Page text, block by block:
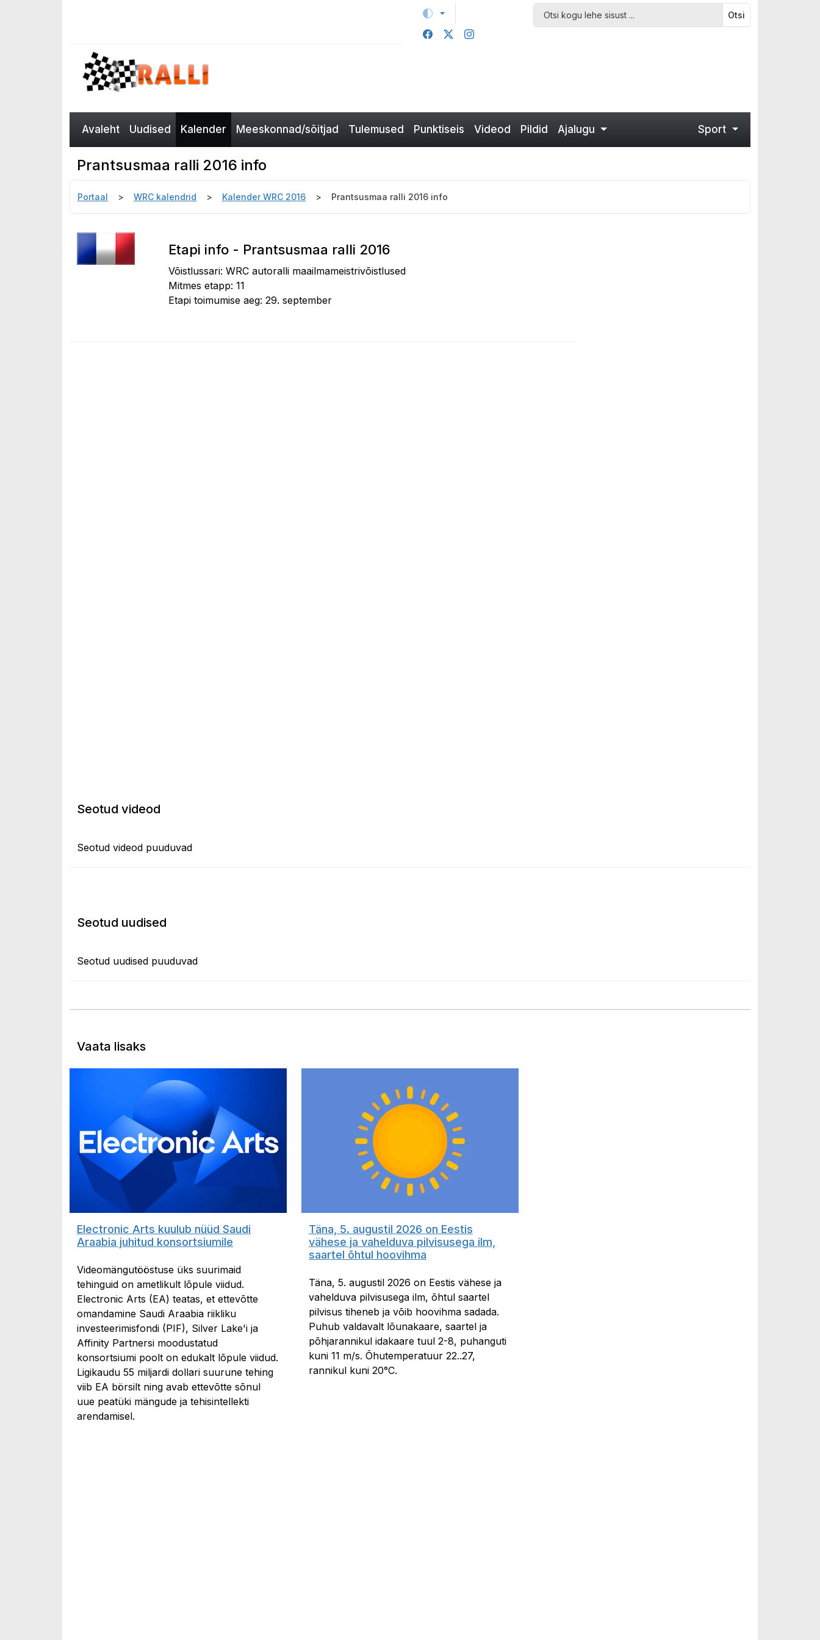
Otsi
Avaleht Uudised Kalender Meeskonnad/sõitjad Tulemused Punktiseis Videod Pildid Ajalugu Sport
Prantsusmaa ralli 2016 info
Portaal WRC kalendrid Kalender WRC 2016 Prantsusmaa ralli 2016 info
Etapi info - Prantsusmaa ralli 2016
Võistlussari: WRC autoralli maailmameistrivõistlused
Mitmes etapp: 11
Etapi toimumise aeg: 29. september
Seotud videod
Seotud videod puuduvad
Seotud uudised
Seotud uudised puuduvad
Vaata lisaks
Electronic Arts kuulub nüüd Saudi
Araabia juhitud konsortsiumile
Videomängutööstuse üks suurimaid
tehinguid on ametlikult lõpule viidud.
Electronic Arts (EA) teatas, et ettevõtte
omandamine Saudi Araabia riikliku
investeerimisfondi (PIF), Silver Lake'i ja
Affinity Partnersi moodustatud
konsortsiumi poolt on edukalt lõpule viidud.
Ligikaudu 55 miljardi dollari suurune tehing
viib EA börsilt ning avab ettevõtte sõnul
uue peatüki mängude ja tehisintellekti
arendamisel.
Täna, 5. augustil 2026 on Eestis
vähese ja vahelduva pilvisusega ilm,
saartel õhtul hoovihma
Täna, 5. augustil 2026 on Eestis vähese ja
vahelduva pilvisusega ilm, õhtul saartel
pilvisus tiheneb ja võib hoovihma sadada.
Puhub valdavalt lõunakaare, saartel ja
põhjarannikul idakaare tuul 2-8, puhanguti
kuni 11 m/s. Õhutemperatuur 22..27,
rannikul kuni 20°C.